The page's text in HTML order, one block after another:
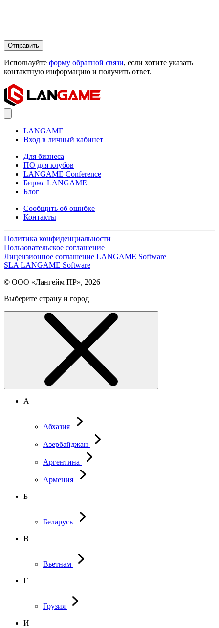
Отправить
Используйте форму обратной связи, если хотите указать
контактную информацию и получить ответ.
LANGAME+
Вход в личный кабинет
Для бизнеса
ПО для клубов
LANGAME Conference
Биржа LANGAME
Блог
Сообщить об ошибке
Контакты
Политика конфиденциальности
Пользовательское соглашение
Лицензионное соглашение LANGAME Software
SLA LANGAME Software
© ООО «Лангейм ПР», 2026
Выберите страну и город
А
Абхазия
Азербайджан
Аргентина
Армения
Б
Беларусь
В
Вьетнам
Г
Грузия
И